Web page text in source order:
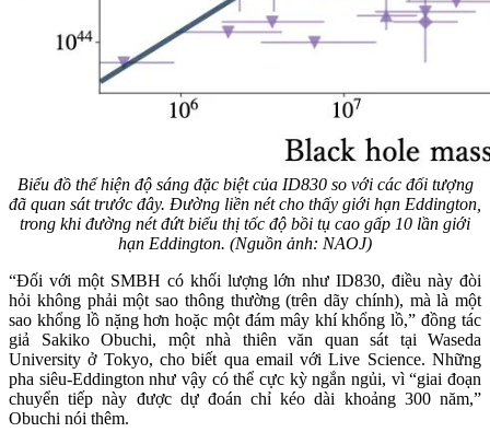
Biểu đồ thể hiện độ sáng đặc biệt của ID830 so với các đối tượng
đã quan sát trước đây. Đường liền nét cho thấy giới hạn Eddington,
trong khi đường nét đứt biểu thị tốc độ bồi tụ cao gấp 10 lần giới
hạn Eddington. (Nguồn ảnh: NAOJ)
“Đối với một SMBH có khối lượng lớn như ID830, điều này đòi
hỏi không phải một sao thông thường (trên dãy chính), mà là một
sao khổng lồ nặng hơn hoặc một đám mây khí khổng lồ,” đồng tác
giả Sakiko Obuchi, một nhà thiên văn quan sát tại Waseda
University ở Tokyo, cho biết qua email với Live Science. Những
pha siêu-Eddington như vậy có thể cực kỳ ngắn ngủi, vì “giai đoạn
chuyển tiếp này được dự đoán chỉ kéo dài khoảng 300 năm,”
Obuchi nói thêm.